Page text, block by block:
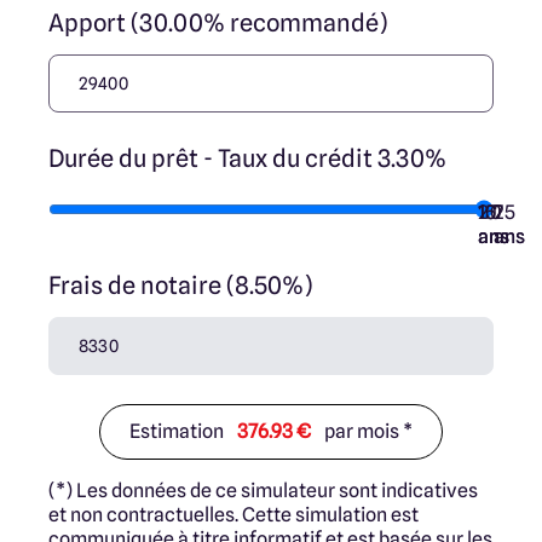
Apport (30.00% recommandé)
Durée du prêt - Taux du crédit 3.30%
7
ans
10
ans
15
ans
20
ans
25
ans
Frais de notaire (8.50%)
Estimation 376.93 € par mois *
(*) Les données de ce simulateur sont indicatives
et non contractuelles. Cette simulation est